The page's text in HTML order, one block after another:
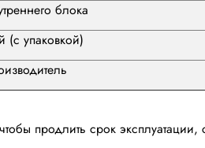
блока
(с упаковкой)
продлить срок